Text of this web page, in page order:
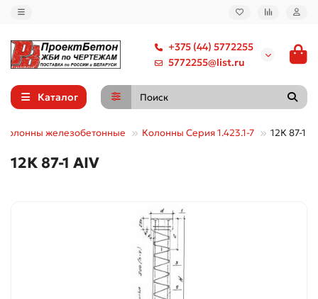
+375 (44) 5772255
5772255@list.ru
Каталог
Колонны железобетонные Колонны Серия 1.423.1-7 12К 87-1
12К 87-1 АIV